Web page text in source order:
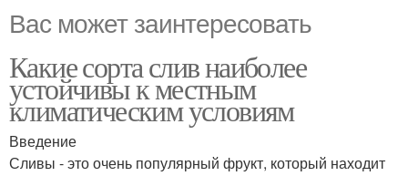
Вас может заинтересовать
Какие сорта слив наиболее
устойчивы к местным
климатическим условиям
Введение
Сливы - это очень популярный фрукт, который находит